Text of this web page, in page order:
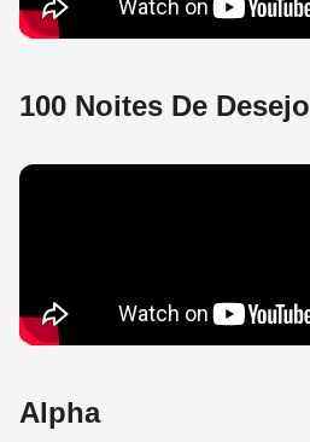
100 Noites De Desejo
Alpha